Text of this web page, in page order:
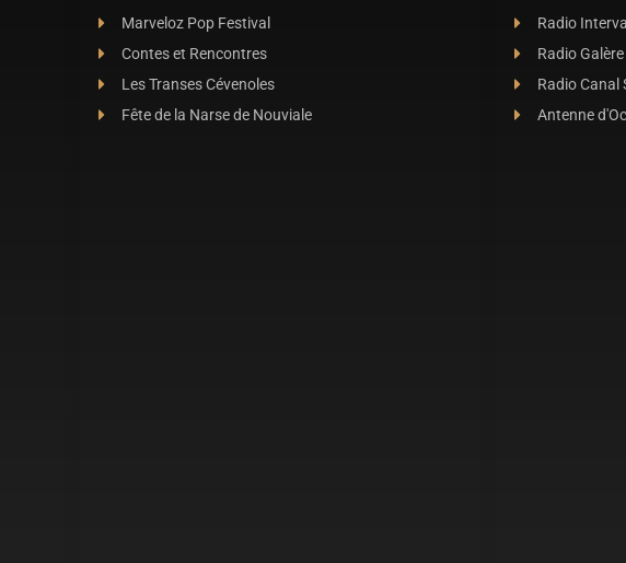
Marveloz Pop Festival
Contes et Rencontres
Les Transes Cévenoles
Fête de la Narse de Nouviale
Radio
Radio Galère
Radio Canal
Antenne d'Oc